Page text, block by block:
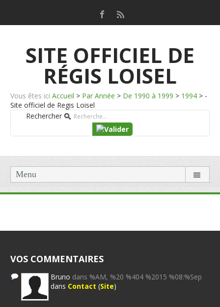
SITE OFFICIEL DE
RÉGIS LOISEL
Vous êtes ici Accueil > Par Année > De 1990 à 1999 > 1994 > -
Site officiel de Regis Loisel
Rechercher
Menu
VOS COMMENTAIRES
Bruno dans %AM, %20 %404 %2015 %08:%Sep
dans Contact (Site)